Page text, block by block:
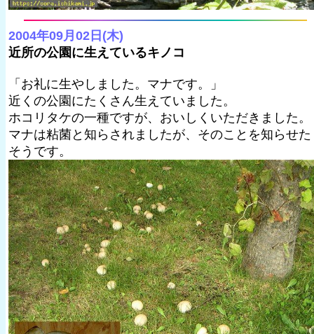
2004年09月02日(木)
近所の公園に生えているキノコ
「お礼に生やしました。マナです。」
近くの公園にたくさん生えていました。
ホコリタケの一種ですが、おいしくいただきました。
マナは粘菌と知らされましたが、そのことを知らせた
そうです。